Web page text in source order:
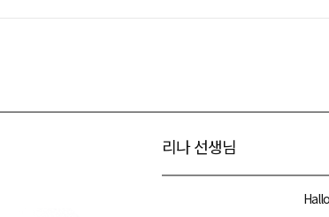
리나 선생님